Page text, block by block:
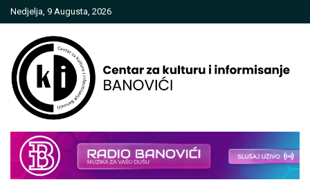
Skip
to
Nedjelja, 9 Augusta, 2026
Centar za kulturu i informisanje
Banovići